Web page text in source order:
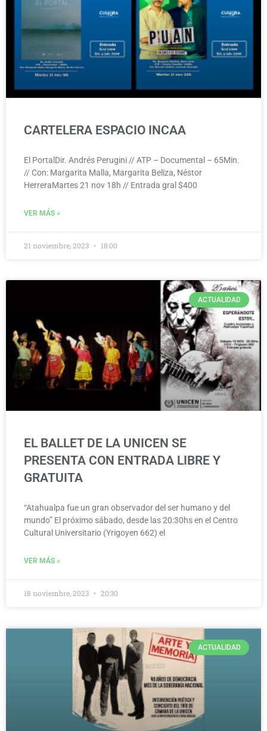
CARTELERA ESPACIO INCAA
El PortalDir. Andrés Perugini // ATP – Documental – 65Min.
// Con: Margarita Malla, Margarita Beliza, Néstor
HerreraMartes 21 nov 18h // Entrada gral $400
VER MÁS »
21 noviembre, 2023 18:00
ACTUALIDAD
EL BALLET DE LA UNICEN SE
PRESENTA CON ENTRADA LIBRE Y
GRATUITA
“Atahualpa fue un gran observador del ser humano y del
mundo” El próximo sábado, desde las 20:30hs en el Centro
Cultural Universitario (Yrigoyen 662) el
VER MÁS »
18 noviembre, 2023 20:30
ACTUALIDAD